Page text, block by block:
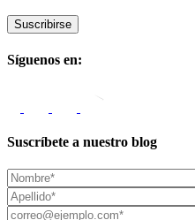
Síguenos en:
Suscríbete a nuestro blog